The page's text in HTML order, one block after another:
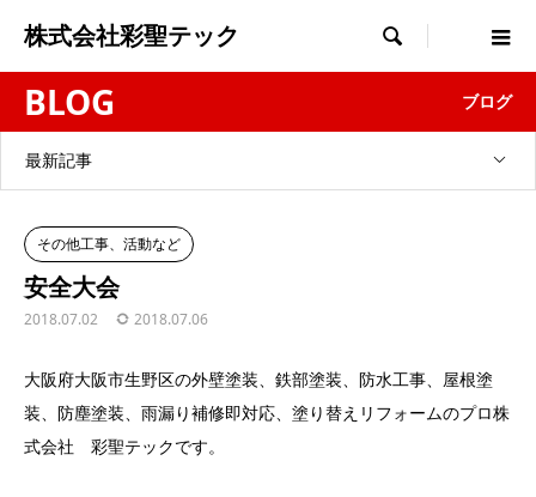
株式会社彩聖テック 
BLOG ブログ
最新記事
その他工事、活動など
安全大会
2018.07.02 2018.07.06
大阪府大阪市生野区の外壁塗装、鉄部塗装、防水工事、屋根塗
装、防塵塗装、雨漏り補修即対応、塗り替えリフォームのプロ株
式会社 彩聖テックです。